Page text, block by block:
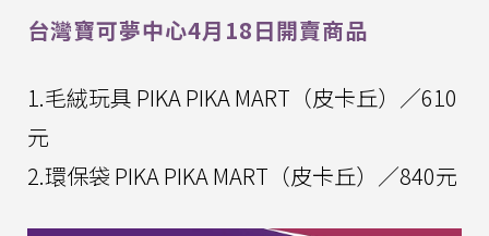
台灣寶可夢中心4月18日開賣商品
1.毛絨玩具 PIKA PIKA MART（皮卡丘）／610
元
2.環保袋 PIKA PIKA MART（皮卡丘）／840元